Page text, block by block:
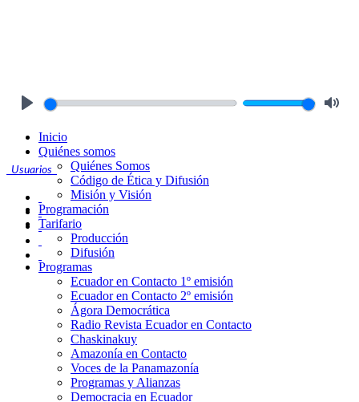
Usuarios
Inicio
Quiénes somos
Quiénes Somos
Código de Ética y Difusión
Misión y Visión
Programación
Tarifario
Producción
Difusión
Programas
Ecuador en Contacto 1º emisión
Ecuador en Contacto 2º emisión
Ágora Democrática
Radio Revista Ecuador en Contacto
Chaskinakuy
Amazonía en Contacto
Voces de la Panamazonía
Programas y Alianzas
Democracia en Ecuador